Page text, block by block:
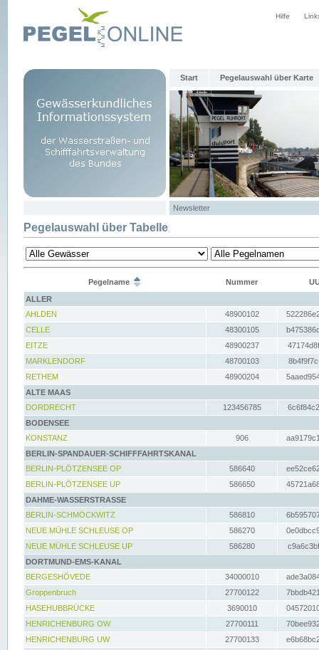
Hilfe
Start Pegelauswahl über Karte
Newsletter
Pegelauswahl über Tabelle
Pegelname Nummer
ALLER
AHLDEN
48900102
CELLE
48300105
EITZE
48900237
MARKLENDORF
48700103
RETHEM
48900204
ALTE MAAS
DORDRECHT
123456785
BODENSEE
KONSTANZ
906
BERLIN-SPANDAUER-SCHIFFFAHRTSKANAL
BERLIN-PLÖTZENSEE OP
586640
BERLIN-PLÖTZENSEE UP
586650
DAHME-WASSERSTRASSE
BERLIN-SCHMÖCKWITZ
586810
NEUE MÜHLE SCHLEUSE OP
586270
NEUE MÜHLE SCHLEUSE UP
586280
DORTMUND-EMS-KANAL
BERGESHÖVEDE
34000010
Groppenbruch
27700122
HASEHUBBRÜCKE
3690010
HENRICHENBURG OW
27700111
HENRICHENBURG UW
27700133